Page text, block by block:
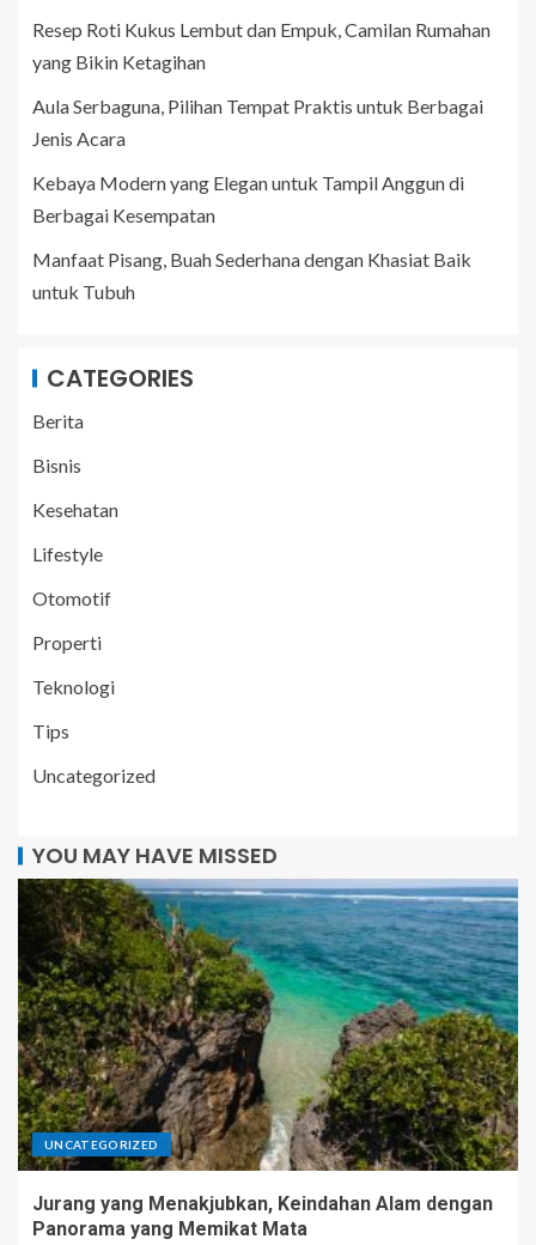
Resep Roti Kukus Lembut dan Empuk, Camilan Rumahan
yang Bikin Ketagihan
Aula Serbaguna, Pilihan Tempat Praktis untuk Berbagai
Jenis Acara
Kebaya Modern yang Elegan untuk Tampil Anggun di
Berbagai Kesempatan
Manfaat Pisang, Buah Sederhana dengan Khasiat Baik
untuk Tubuh
CATEGORIES
Berita
Bisnis
Kesehatan
Lifestyle
Otomotif
Properti
Teknologi
Tips
Uncategorized
YOU MAY HAVE MISSED
UNCATEGORIZED
Jurang yang Menakjubkan, Keindahan Alam dengan
Panorama yang Memikat Mata